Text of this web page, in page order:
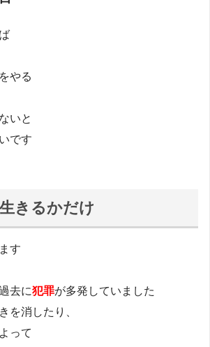
やる
いと
です
きるかだけ
す
去に犯罪が多発していました
を消したり、
って